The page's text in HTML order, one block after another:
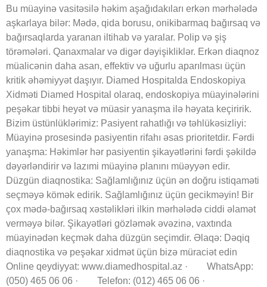
Bu müayinə vasitəsilə həkim aşağıdakıları erkən mərhələdə
aşkarlaya bilər: Mədə, qida borusu, onikibarmaq bağırsaq və
bağırsaqlarda yaranan iltihab və yaralar. Polip və şiş
törəmələri. Qanaxmalar və digər dəyişikliklər. Erkən diaqnoz
müalicənin daha asan, effektiv və uğurlu aparılması üçün
kritik əhəmiyyət daşıyır. Diamed Hospitalda Endoskopiya
Xidməti Diamed Hospital olaraq, endoskopiya müayinələrini
peşəkar tibbi heyət və müasir yanaşma ilə həyata keçiririk.
Bizim üstünlüklərimiz: Pasiyent rahatlığı və təhlükəsizliyi:
Müayinə prosesində pasiyentin rifahı əsas prioritetdir. Fərdi
yanaşma: Həkimlər hər pasiyentin şikayətlərini fərdi şəkildə
dəyərləndirir və lazımi müayinə planını müəyyən edir.
Düzgün diaqnostika: Sağlamlığınız üçün ən doğru istiqaməti
seçməyə kömək edirik. Sağlamlığınız üçün gecikməyin! Bir
çox mədə-bağırsaq xəstəlikləri ilkin mərhələdə ciddi əlamət
verməyə bilər. Şikayətləri gözləmək əvəzinə, vaxtında
müayinədən keçmək daha düzgün seçimdir. Əlaqə: Dəqiq
diaqnostika və peşəkar xidmət üçün bizə müraciət edin
Online qeydiyyat: www.diamedhospital.az · WhatsApp:
(050) 465 06 06 · Telefon: (012) 465 06 06 ·